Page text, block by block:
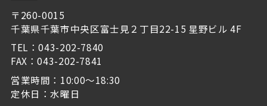
〒260-0015
千葉県千葉市中央区富士見２丁目22-15 星野ビル 4F
TEL：043-202-7840
FAX：043-202-7841
営業時間：10:00～18:30
定休日：水曜日